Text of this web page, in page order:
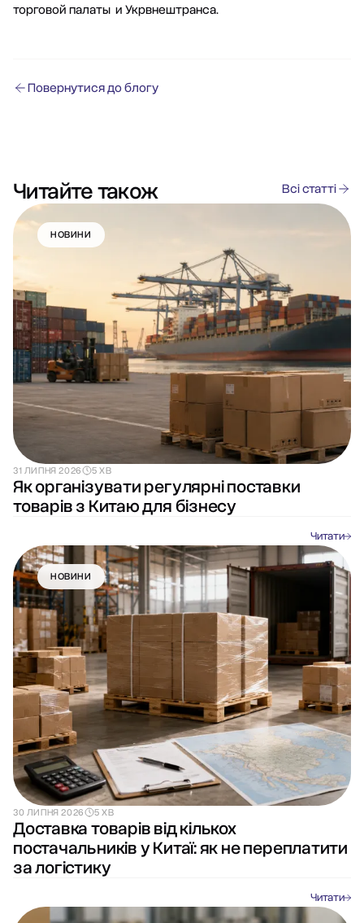
торговой палаты и Укрвнештранса.
Повернутися до блогу
Читайте також Всі статті
НОВИНИ
31 ЛИПНЯ 2026 5 ХВ
Як організувати регулярні поставки
товарів з Китаю для бізнесу
Читати
НОВИНИ
30 ЛИПНЯ 2026 5 ХВ
Доставка товарів від кількох
постачальників у Китаї: як не переплатити
за логістику
Читати